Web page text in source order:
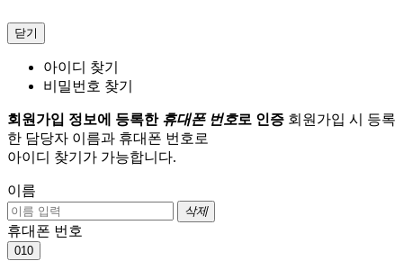
닫기
아이디 찾기
비밀번호 찾기
회원가입 정보에 등록한 휴대폰 번호로 인증 회원가입 시 등록
한 담당자 이름과 휴대폰 번호로
아이디 찾기가 가능합니다.
이름
삭제
휴대폰 번호
010